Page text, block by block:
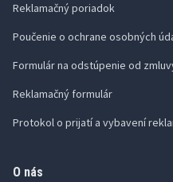
Reklamačný poriadok
Poučenie o ochrane osobných
Formulár na odstúpenie od
Reklamačný formulár
Protokol o prijatí a vybavení
O nás